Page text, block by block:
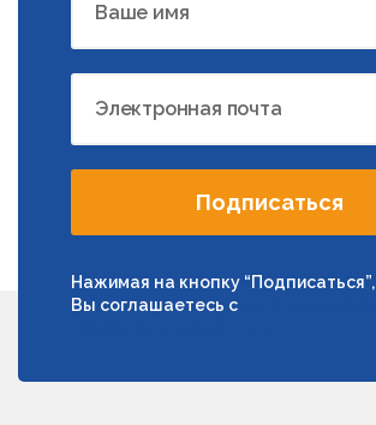
Ваше имя
Электронная почта
Подписаться
Нажимая на кнопку “Подписаться”,
Вы соглашаетесь с